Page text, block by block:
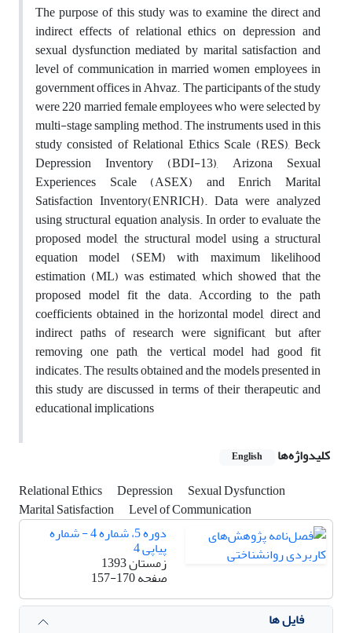
The purpose of this study was to examine the direct and
indirect effects of relational ethics on depression and
sexual dysfunction mediated by marital satisfaction and
level of communication in married women employees in
government offices in Ahvaz. The participants of the study
were 220 married female employees who were selected by
multi-stage sampling method. The instruments used in this
study consisted of Relational Ethics Scale (RES), Beck
Depression Inventory (BDI-13), Arizona Sexual
Experiences Scale (ASEX) and Enrich Marital
Satisfaction Inventory(ENRICH). Data were analyzed
using structural equation analysis. In order to evaluate the
proposed model, the structural model using a structural
equation model (SEM) with maximum likelihood
estimation (ML) was estimated, which showed that the
proposed model fit the data. According to the path
coefficients obtained in the horizontal model, direct and
indirect paths of research were significant, but after
removing one path, the vertical model had good fit
indicates. The results obtained and the models presented in
this study are discussed in terms of their therapeutic and
educational implications
کلیدواژه‌ها
English
Relational Ethics Depression
Sexual Dysfunction
Marital Satisfaction
Level of Communication
دوره 5، شماره 4 - شماره
پیاپی 4
زمستان 1393
صفحه157-170
فایل ها